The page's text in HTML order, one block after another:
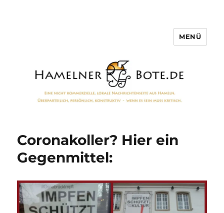
MENÜ
Coronakoller? Hier ein
Gegenmittel: